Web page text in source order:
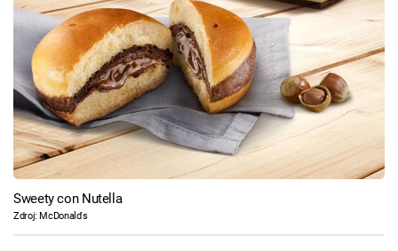
Sweety con Nutella
Zdroj: McDonald's